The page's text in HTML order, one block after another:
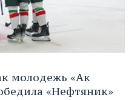
молодежь «Ак
«Нефтяник»